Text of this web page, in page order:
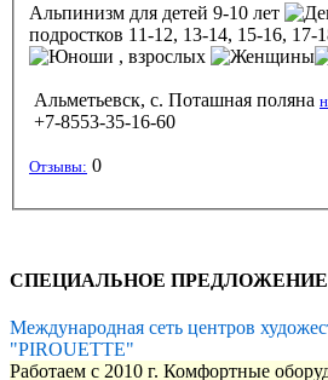
Альпинизм для детей 9-10 лет
подростков 11-12, 13-14, 15-16, 17-
, взрослых
Альметьевск, с. Поташная поляна
+7-8553-35-16-60
Отзывы: 0
СПЕЦИАЛЬНОЕ ПРЕДЛОЖЕНИЕ
Международная сеть центров
"PIROUETTE"
Работаем с 2010 г. Комфортные